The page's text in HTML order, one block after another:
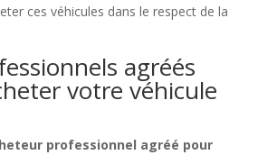
ces véhicules dans le respect de la
agréés
votre véhicule
professionnel agréé pour